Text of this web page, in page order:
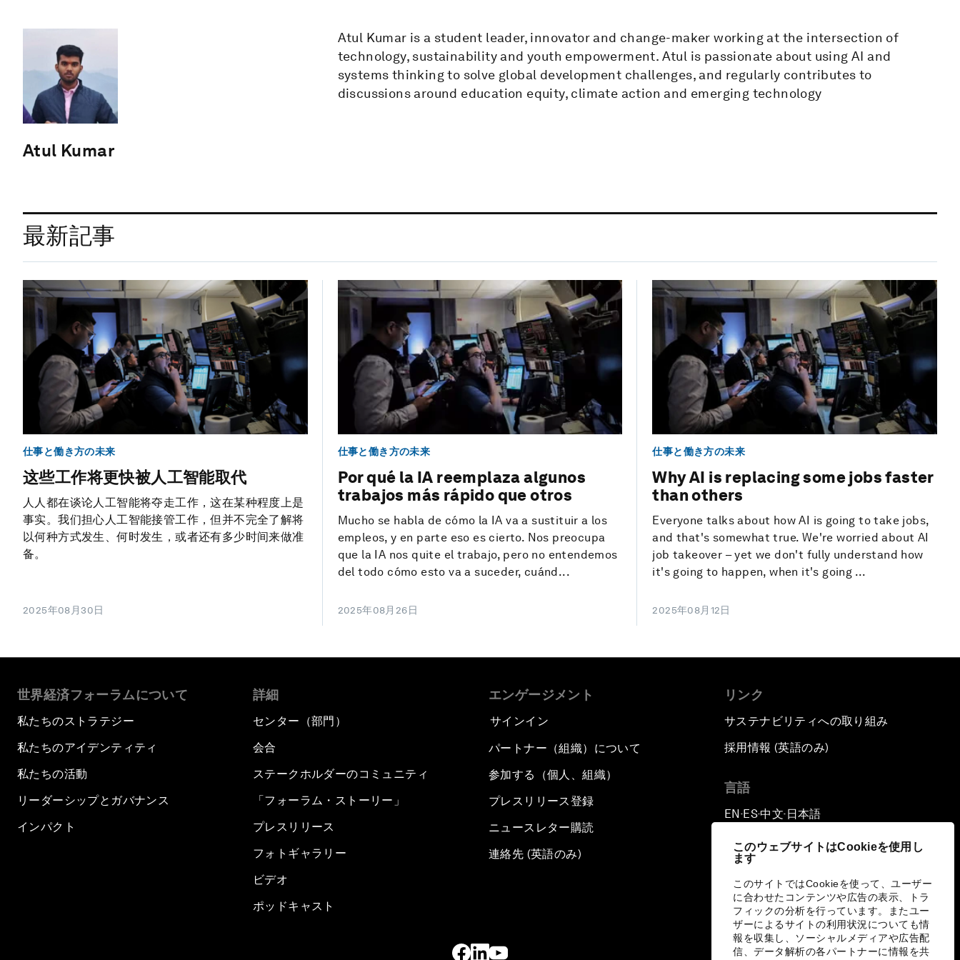
このウェブサイトはCookieを使用し
ます
このサイトではCookieを使って、ユーザー
に合わせたコンテンツや広告の表示、トラ
フィックの分析を行っています。またユー
ザーによるサイトの利用状況についても情
報を収集し、ソーシャルメディアや広告配
信、データ解析の各パートナーに情報を共
Atul Kumar
Atul Kumar is a student leader, innovator and change-maker working at the intersection of
technology, sustainability and youth empowerment. Atul is passionate about using AI and
systems thinking to solve global development challenges, and regularly contributes to
discussions around education equity, climate action and emerging technology
最新記事
仕事と働き方の未来
这些工作将更快被人工智能取代
人人都在谈论人工智能将夺走工作，这在某种程度上是
事实。我们担心人工智能接管工作，但并不完全了解将
以何种方式发生、何时发生，或者还有多少时间来做准
备。
2025年08月30日
仕事と働き方の未来
Por qué la IA reemplaza algunos
trabajos más rápido que otros
Mucho se habla de cómo la IA va a sustituir a los
empleos, y en parte eso es cierto. Nos preocupa
que la IA nos quite el trabajo, pero no entendemos
del todo cómo esto va a suceder, cuánd...
2025年08月26日
仕事と働き方の未来
Why AI is replacing some jobs faster
than others
Everyone talks about how AI is going to take jobs,
and that's somewhat true. We're worried about AI
job takeover – yet we don't fully understand how
it's going to happen, when it's going ...
2025年08月12日
世界経済フォーラムについて
私たちのストラテジー
私たちのアイデンティティ
私たちの活動
リーダーシップとガバナンス
インパクト
詳細
センター（部門）
会合
ステークホルダーのコミュニティ
「フォーラム・ストーリー」
プレスリリース
フォトギャラリー
ビデオ
ポッドキャスト
エンゲージメント
サインイン
パートナー（組織）について
参加する（個人、組織）
プレスリリース登録
ニュースレター購読
連絡先 (英語のみ)
リンク
サステナビリティへの取り組み
採用情報 (英語のみ)
言語
EN ▪ ES▪中文▪ 日本語